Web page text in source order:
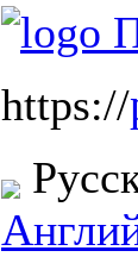
https://